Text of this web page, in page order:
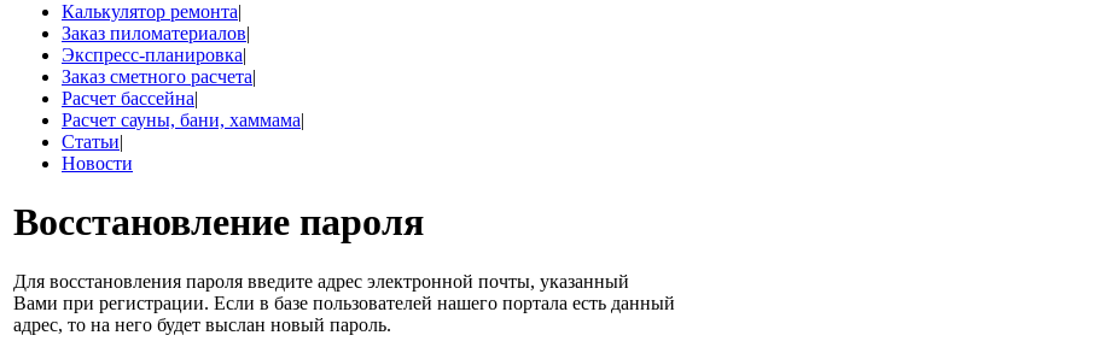
Калькулятор ремонта|
Заказ пиломатериалов|
Экспресс-планировка|
Заказ сметного расчета|
Расчет бассейна|
Расчет сауны, бани, хаммама|
Статьи|
Новости
Восстановление пароля
Для восстановления пароля введите адрес электронной почты, указанный
Вами при регистрации. Если в базе пользователей нашего портала есть данный
адрес, то на него будет выслан новый пароль.